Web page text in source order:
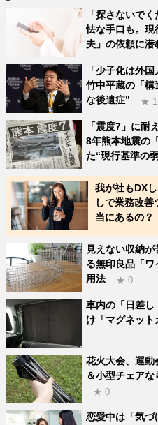
「探さないで
怯な手口も。現
夫」の依頼に潜
「少子化は外
竹中平蔵の「構
な後遺症”
★ 1
「震度7」に耐
8年熊本地震の
た“現行基準の
我が社もDX
しで業務改
当にあるの？
見えない収納
る無印良品「
用法
★ 0
車内の「日差し
け「マグネット
花火大会、運
＆小型チェア
★ 0
恋愛中は「気づ